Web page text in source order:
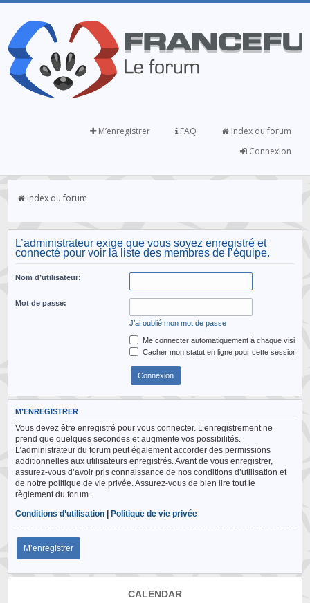
Index du forum
FAQ
M’enregistrer
Connexion
Index du forum
L’administrateur exige que vous soyez enregistré et
connecté pour voir la liste des membres de l’équipe.
Nom d’utilisateur:
Mot de passe:
J’ai oublié mon mot de passe
Me connecter automatiquement à chaque visite
Cacher mon statut en ligne pour cette session
M’ENREGISTRER
Vous devez être enregistré pour vous connecter. L’enregistrement ne
prend que quelques secondes et augmente vos possibilités.
L’administrateur du forum peut également accorder des permissions
additionnelles aux utilisateurs enregistrés. Avant de vous enregistrer,
assurez-vous d’avoir pris connaissance de nos conditions d’utilisation et
de notre politique de vie privée. Assurez-vous de bien lire tout le
règlement du forum.
Conditions d’utilisation |Politique de vie privée
M’enregistrer
CALENDAR